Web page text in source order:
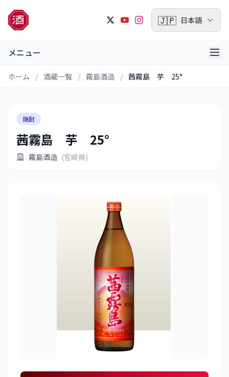
🇯🇵 日本語
メニュー
ホーム / 酒蔵一覧 / 霧島酒造 / 茜霧島 芋 25°
焼酎
茜霧島 芋 25°
霧島酒造 (宮崎県)